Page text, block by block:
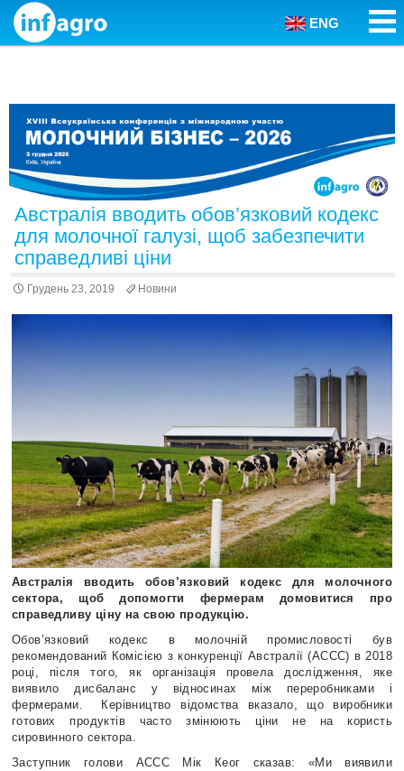
Skip to content
ENG
Австралія вводить обов’язковий кодекс
для молочної галузі, щоб забезпечити
справедливі ціни
Грудень 23, 2019 Новини
Австралія вводить обов’язковий кодекс для молочного
сектора, щоб допомогти фермерам домовитися про
справедливу ціну на свою продукцію.
Обов’язковий кодекс в молочній промисловості був
рекомендований Комісією з конкуренції Австралії (ACCC) в 2018
році, після того, як організація провела дослідження, яке
виявило дисбаланс у відносинах між переробниками і
фермерами.
Керівництво відомства вказало, що виробники
готових продуктів часто змінюють ціни не на користь
сировинного сектора.
Заступник голови ACCC Мік Кеог сказав: «Ми виявили